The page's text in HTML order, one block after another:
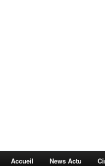
Accueil News Actu